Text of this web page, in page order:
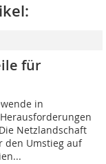
für
in
Netzlandschaft
den Umstieg auf